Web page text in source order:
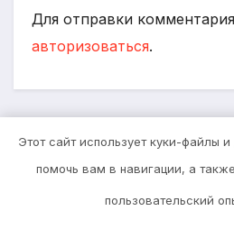
Для отправки
авторизоваться.
Поиск
Этот сайт использует куки-файлы
помочь вам в навигации, а
пользовательский